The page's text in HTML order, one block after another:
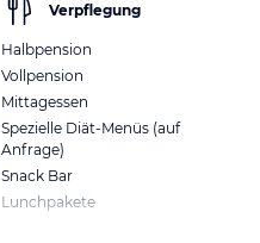
Verpflegung
Halbpension
Vollpension
Mittagessen
Spezielle Diät-Menüs (auf
Anfrage)
Snack Bar
Lunchpakete